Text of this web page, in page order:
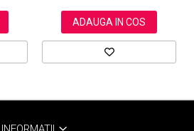
ADAUGA IN COS